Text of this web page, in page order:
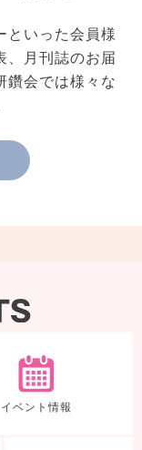
といった会員様
、月刊誌のお届
鑽会では様々な
イベント情報